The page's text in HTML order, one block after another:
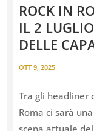
ROCK IN
IL 2
DELLE
OTT 9, 2025
Tra gli headliner
Roma ci sarà
scena attuale